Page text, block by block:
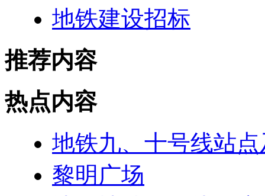
地铁建设招标
推荐内容
热点内容
地铁九、十号线站
黎明广场